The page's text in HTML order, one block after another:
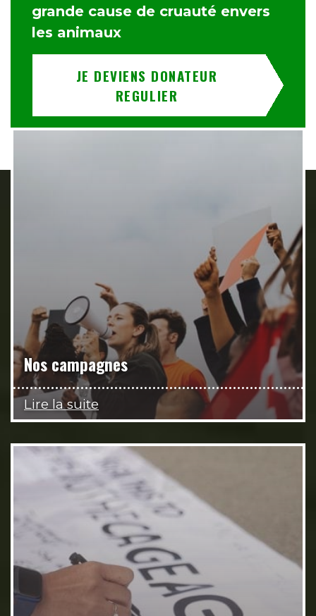
grande cause de cruauté envers
les animaux
JE DEVIENS DONATEUR
REGULIER
Nos campagnes
Lire la suite